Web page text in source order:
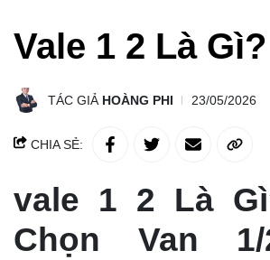
Vale 1 2 Là Gì?
TÁC GIẢ HOÀNG PHI 23/05/2026
CHIA SẺ:
vale 1 2 Là
Chọn Van